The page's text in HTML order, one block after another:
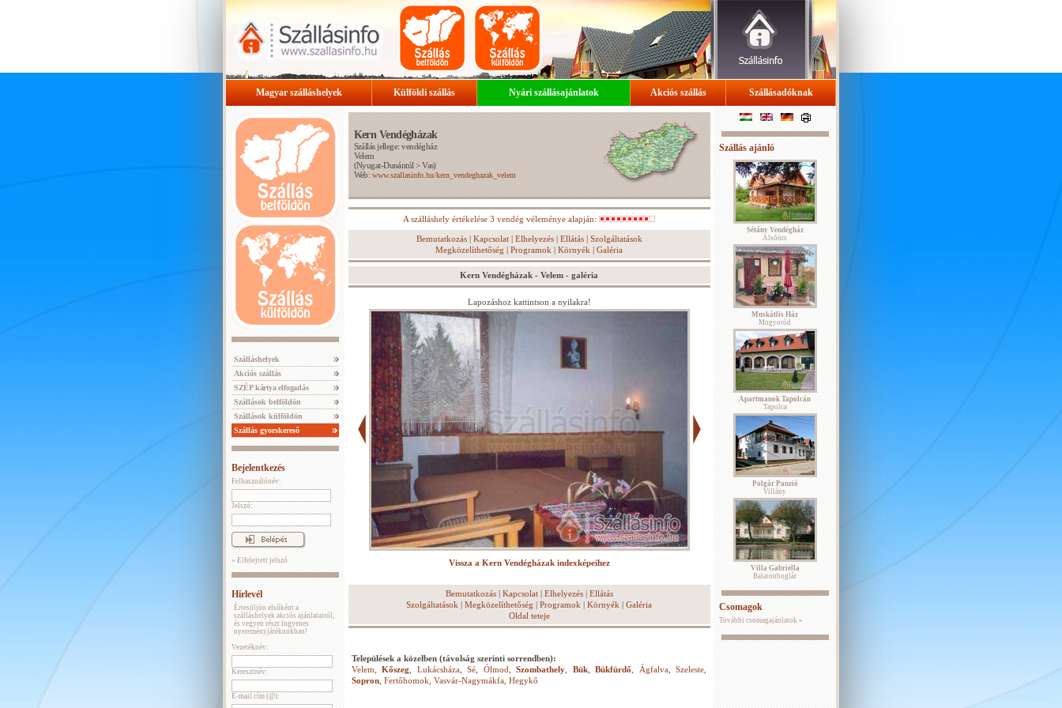
Magyar szálláshelyek Külföldi szállás Nyári szállásajánlatok Akciós szállás Szállásadóknak
Szálláshelyek
Akciós szállás
SZÉP kártya elfogadás
Szállások belföldön
Szállások külföldön
Szállás gyorskereső
Bejelentkezés
Felhasználónév:
Jelszó:
» Elfelejtett jelszó
Hírlevél
Értesüljön elsőként a
szálláshelyek akciós ajánlatairól,
és vegyen részt ingyenes
nyereményjátékunkban!
Vezetéknév:
Keresztnév:
E-mail cím (@):
Kern Vendégházak
Szállás jellege: vendégház
Velem
(Nyugat-Dunántúl >Vas)
Web: www.szallasinfo.hu/kern_vendeghazak_velem
A szálláshely értékelése 3 vendég véleménye alapján:
Bemutatkozás| Kapcsolat| Elhelyezés| Ellátás| Szolgáltatások
Megközelíthetőség | Programok | Környék | Galéria
Kern Vendégházak - Velem - galéria
Lapozáshoz kattintson a nyilakra!
Vissza a Kern Vendégházak indexképeihez
Bemutatkozás| Kapcsolat| Elhelyezés| Ellátás
Szolgáltatások | Megközelíthetőség | Programok | Környék | Galéria
Oldal teteje
Települések a közelben (távolság szerinti sorrendben):
Velem ,Kőszeg Lukácsháza,Sé Ólmod ,Szombathely Bük,Bükfürdő Ágfalva,Szeleste
Sopron Fertőhomok Vasvár-Nagymákfa Hegykő
Szállás ajánló
Sétány Vendégház
Alsóörs
Muskátlis Ház
Mogyoród
Apartmanok Tapolcán
Tapolca
Polgár Panzió
Villány
Villa Gabriella
Balatonboglár
Csomagok
További csomagajánlatok »